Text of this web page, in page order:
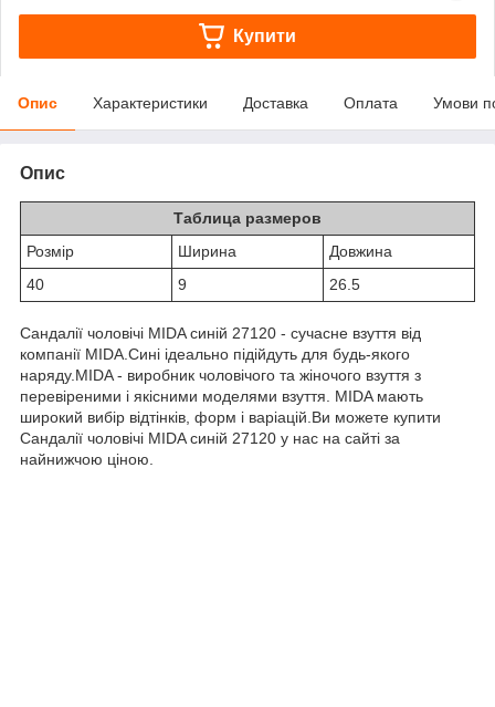
Купити
Опис Характеристики Доставка Оплата Умови
Опис
Таблица размеров
Розмiр
Ширина
Довжина
40
9 26.5
Сандалії чоловічі MIDA синій 27120 - сучасне взуття від
компанії MIDA.Сині ідеально підійдуть для будь-якого
наряду.MIDA - виробник чоловічого та жіночого взуття з
перевіреними і якісними моделями взуття. MIDA мають
широкий вибір відтінків, форм і варіацій.Ви можете купити
Сандалії чоловічі MIDA синій 27120 у нас на сайті за
найнижчою ціною.